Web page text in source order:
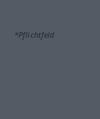
*Pflichtfeld